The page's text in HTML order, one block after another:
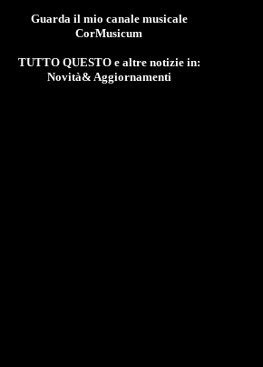
Guarda il mio canale musicale
CorMusicum
TUTTO QUESTO e altre notizie in:
Novità& Aggiornamenti